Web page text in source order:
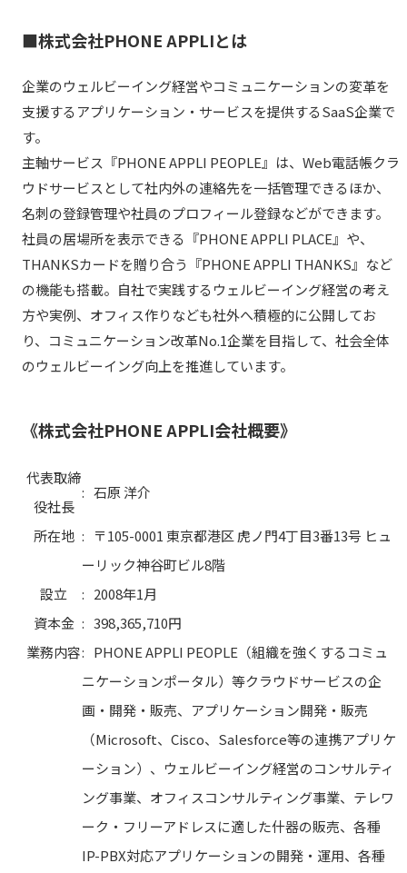
■株式会社PHONE APPLIとは
企業のウェルビーイング経営やコミュニケーションの変革を
支援するアプリケーション・サービスを提供するSaaS企業で
す。
主軸サービス『PHONE APPLI PEOPLE』は、Web電話帳クラ
ウドサービスとして社内外の連絡先を一括管理できるほか、
名刺の登録管理や社員のプロフィール登録などができます。
社員の居場所を表示できる『PHONE APPLI PLACE』や、
THANKSカードを贈り合う『PHONE APPLI THANKS』など
の機能も搭載。自社で実践するウェルビーイング経営の考え
方や実例、オフィス作りなども社外へ積極的に公開してお
り、コミュニケーション改革No.1企業を目指して、社会全体
のウェルビーイング向上を推進しています。
《株式会社PHONE APPLI会社概要》
代表取締
役社長
: 石原 洋介
所在地 :
〒105-0001 東京都港区 虎ノ門4丁目3番13号 ヒュ
ーリック神谷町ビル8階
設立
: 2008年1月
資本金 : 398,365,710円
業務内容: PHONE APPLI PEOPLE（組織を強くするコミュ
ニケーションポータル）等クラウドサービスの企
画・開発・販売、アプリケーション開発・販売
（Microsoft、Cisco、Salesforce等の連携アプリケ
ーション）、ウェルビーイング経営のコンサルティ
ング事業、オフィスコンサルティング事業、テレワ
ーク・フリーアドレスに適した什器の販売、各種
IP-PBX対応アプリケーションの開発・運用、各種